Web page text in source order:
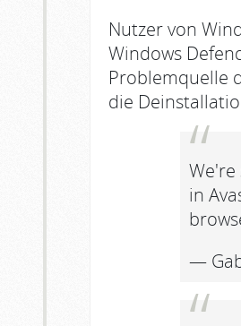
Nutzer von
Windows
Problemquelle
die
We're
in
—